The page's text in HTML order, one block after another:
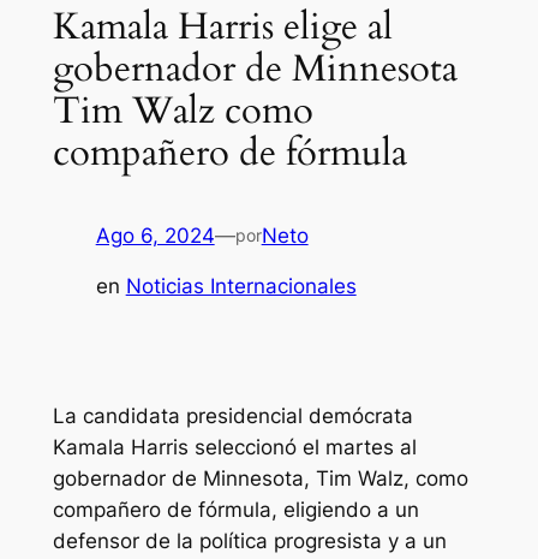
Kamala Harris elige al
gobernador de Minnesota
Tim Walz como
compañero de fórmula
Ago 6, 2024—porNeto
en Noticias Internacionales
La candidata presidencial demócrata
Kamala Harris seleccionó el martes al
gobernador de Minnesota, Tim Walz, como
compañero de fórmula, eligiendo a un
defensor de la política progresista y a un